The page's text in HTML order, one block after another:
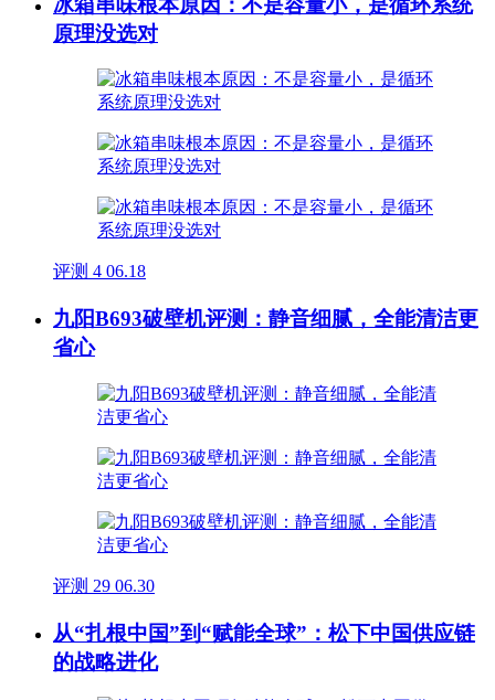
冰箱串味根本原因：不是容量小，是循环系统
原理没选对
评测 4 06.18
九阳B693破壁机评测：静音细腻，全能清洁更
省心
评测 29 06.30
从“扎根中国”到“赋能全球”：松下中国供应链
的战略进化